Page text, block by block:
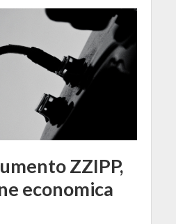
ZZIPP,
economica